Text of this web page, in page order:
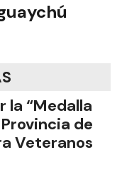
la “Medalla
de
Veteranos